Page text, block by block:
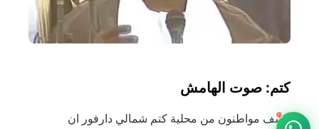
كتم: صوت الهامش
كشف مواطنون من محلية كتم شمالي دارفور ان